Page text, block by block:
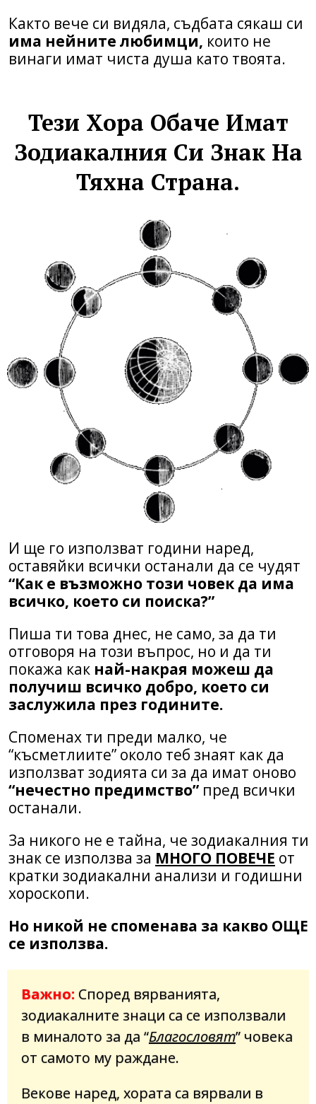
Както вече си видяла, съдбата сякаш си
има нейните любимци, които не
винаги имат чиста душа като твоята.
Тези Хора Обаче Имат
Зодиакалния Си Знак На
Тяхна Страна.
И ще го използват години наред,
оставяйки всички останали да се чудят
“Как е възможно този човек да има
всичко, което си поиска?”
Пиша ти това днес, не само, за да ти
отговоря на този въпрос, но и да ти
покажа как най-накрая можеш да
получиш всичко добро, което си
заслужила през годините.
Споменах ти преди малко, че
“късметлиите” около теб знаят как да
използват зодията си за да имат оново
“нечестно предимство” пред всички
останали.
За никого не е тайна, че зодиакалния ти
знак се използва за МНОГО ПОВЕЧЕ от
кратки зодиакални анализи и годишни
хороскопи.
Но никой не споменава за какво ОЩЕ
се използва.
Важно: Според вярванията,
зодиакалните знаци са се използвали
в миналото за да “Благословят” човека
от самото му раждане.
Векове наред, хората са вярвали в